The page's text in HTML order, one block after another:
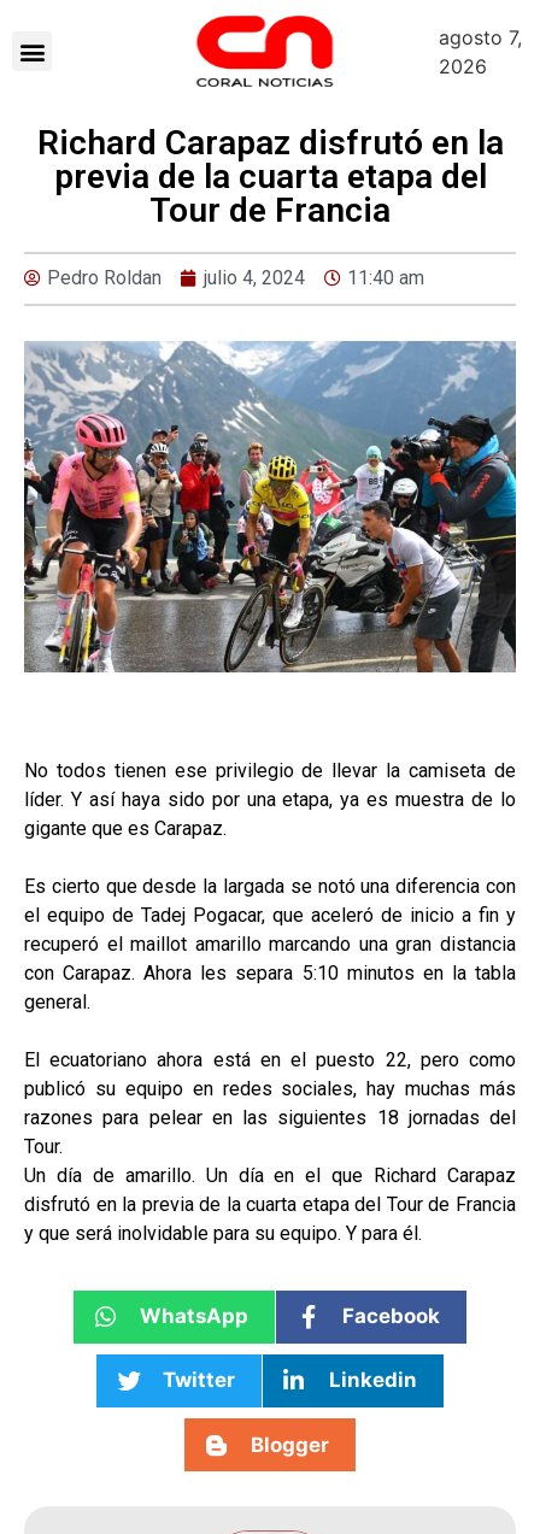
agosto 7,
2026
Richard Carapaz disfrutó en la
previa de la cuarta etapa del
Tour de Francia
Pedro Roldan julio 4, 2024 11:40 am
No todos tienen ese privilegio de llevar la camiseta de
líder. Y así haya sido por una etapa, ya es muestra de lo
gigante que es Carapaz.
Es cierto que desde la largada se notó una diferencia con
el equipo de Tadej Pogacar, que aceleró de inicio a fin y
recuperó el maillot amarillo marcando una gran distancia
con Carapaz. Ahora les separa 5:10 minutos en la tabla
general.
El ecuatoriano ahora está en el puesto 22, pero como
publicó su equipo en redes sociales, hay muchas más
razones para pelear en las siguientes 18 jornadas del
Tour.
Un día de amarillo. Un día en el que Richard Carapaz
disfrutó en la previa de la cuarta etapa del Tour de Francia
y que será inolvidable para su equipo. Y para él.
WhatsApp Facebook
Twitter Linkedin
Blogger